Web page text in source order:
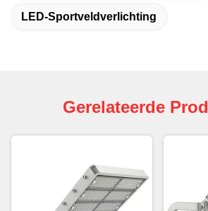
LED-Sportveldverlichting
Gerelateerde